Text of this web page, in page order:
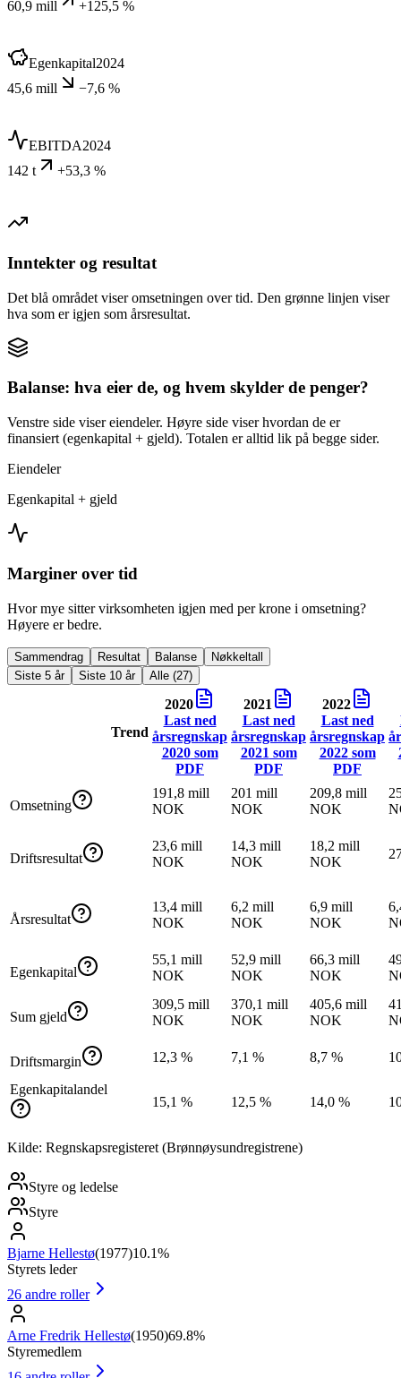
60,9 mill
+125,5 %
Egenkapital2024
45,6 mill
−7,6 %
EBITDA2024
142 t
+53,3 %
Inntekter og resultat
Det blå området viser omsetningen over tid. Den grønne linjen viser
hva som er igjen som årsresultat.
Balanse: hva eier de, og hvem skylder de penger?
Venstre side viser eiendeler. Høyre side viser hvordan de er
finansiert (egenkapital + gjeld). Totalen er alltid lik på begge sider.
Eiendeler
Egenkapital + gjeld
Marginer over tid
Hvor mye sitter virksomheten igjen med per krone i omsetning?
Høyere er bedre.
Sammendrag Resultat Balanse
Nøkkeltall
Siste 5 år
Siste 10 år Alle (27)
Trend
2020
Last ned
årsregnskap
2020som
PDF
2021
Last ned
årsregnskap
2021 som
PDF
2022
Last ned
årsregnskap
2022som
PDF
Omsetning
191,8 mill
NOK
201 mill
NOK
209,8 mill
NOK
Driftsresultat
23,6 mill
NOK
14,3 mill
NOK
18,2 mill
NOK
Årsresultat
13,4 mill
NOK
6,2 mill
NOK
6,9 mill
NOK
Egenkapital
55,1 mill
NOK
52,9 mill
NOK
66,3 mill
NOK
Sum gjeld
309,5 mill
NOK
370,1 mill
NOK
405,6 mill
NOK
Driftsmargin 12,3 % 7,1 % 8,7 %
Egenkapitalandel
15,1 %
12,5 % 14,0 %
Kilde: Regnskapsregisteret (Brønnøysundregistrene)
Styre og ledelse
Styre
Bjarne Hellestø(1977)10.1%
Styrets leder
26 andre roller
Arne Fredrik Hellestø(1950)69.8%
Styremedlem